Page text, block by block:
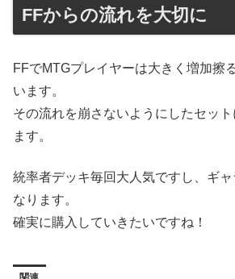
FFからの流れを大切に
FFでMTGプレイヤーは大きく増加擦
います。
その流れを崩さないようにしたセッ
ます。
統率者デッキ毎回大人気ですし、ギ
なります。
確実に購入していきたいですね！